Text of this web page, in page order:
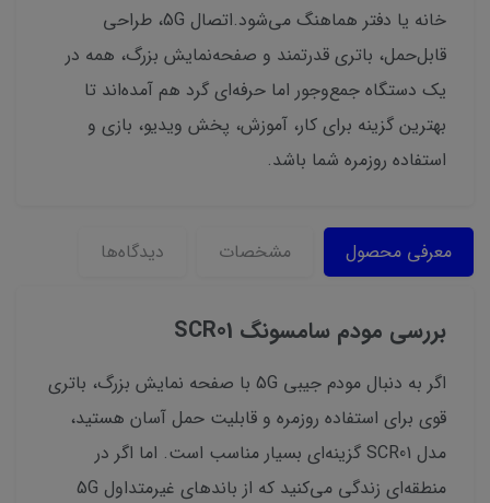
خانه یا دفتر هماهنگ می‌شود.اتصال 5G، طراحی
قابل‌حمل، باتری قدرتمند و صفحه‌نمایش بزرگ، همه در
یک دستگاه جمع‌وجور اما حرفه‌ای گرد هم آمده‌اند تا
بهترین گزینه برای کار، آموزش، پخش ویدیو، بازی و
استفاده روزمره شما باشد.
معرفی محصول مشخصات دیدگاه‌ها
بررسی مودم سامسونگ SCR01
اگر به دنبال مودم جیبی 5G با صفحه نمایش بزرگ، باتری
قوی برای استفاده روزمره و قابلیت حمل آسان هستید،
مدل SCR01 گزینه‌ای بسیار مناسب است. اما اگر در
منطقه‌ای زندگی می‌کنید که از باندهای غیرمتداول 5G